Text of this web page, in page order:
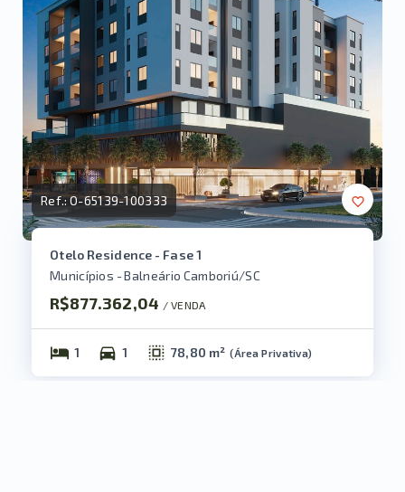
Ref.:O-65139-100333
Otelo Residence - Fase 1
Municípios - Balneário Camboriú/SC
R$877.362,04 / VENDA
1 1 78,80 m² (Área Privativa)